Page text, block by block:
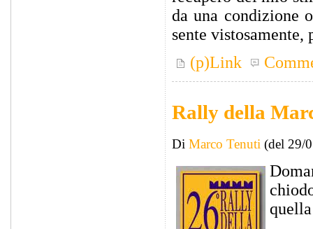
da una condizione
sente
(p)Link
Rally della
Di Marco Tenuti (del 29/